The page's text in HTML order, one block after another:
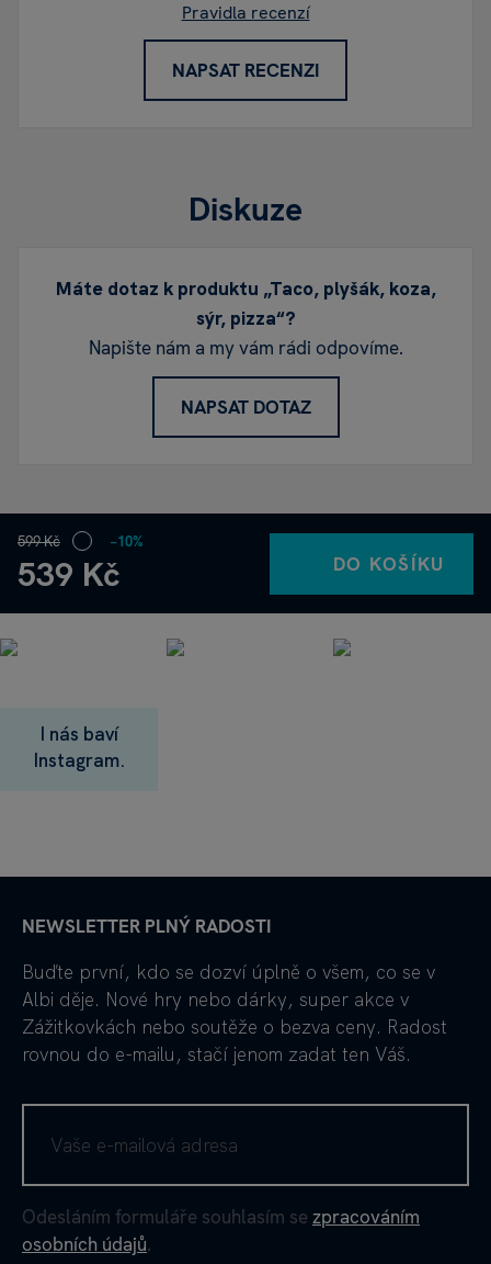
Pravidla recenzí
NAPSAT RECENZI
Diskuze
Máte dotaz k produktu „Taco, plyšák, koza,
sýr, pizza“?
Napište nám a my vám rádi odpovíme.
NAPSAT DOTAZ
599 Kč
539 Kč
−10%
DO KOŠÍKU
I nás baví
Instagram.
NEWSLETTER PLNÝ RADOSTI
Buďte první, kdo se dozví úplně o všem, co se v
Albi děje. Nové hry nebo dárky, super akce v
Zážitkovkách nebo soutěže o bezva ceny. Radost
rovnou do e-mailu, stačí jenom zadat ten Váš.
Odesláním formuláře souhlasím se zpracováním
osobních údajů.